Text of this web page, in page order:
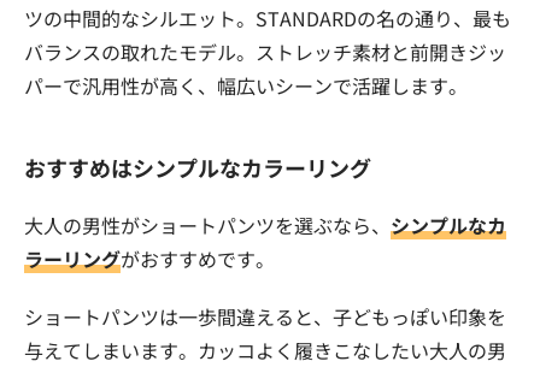
ツの中間的なシルエット。STANDARDの名の通り、最も
バランスの取れたモデル。ストレッチ素材と前開きジッ
パーで汎用性が高く、幅広いシーンで活躍します。
おすすめはシンプルなカラーリング
大人の男性がショートパンツを選ぶなら、 シンプルなカ
ラーリングがおすすめです。
ショートパンツは一歩間違えると、子どもっぽい印象を
与えてしまいます。カッコよく履きこなしたい大人の男